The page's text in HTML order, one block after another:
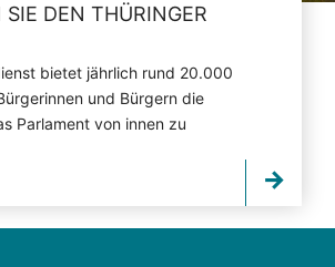
SIE DEN THÜRINGER
bietet jährlich rund 20.000
und Bürgern die
Parlament von innen zu